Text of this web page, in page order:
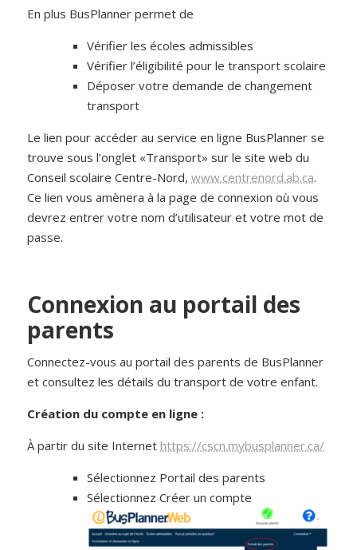
En plus BusPlanner permet de
Vérifier les écoles admissibles
Vérifier l’éligibilité pour le transport scolaire
Déposer votre demande de changement
transport
Le lien pour accéder au service en ligne BusPlanner se
trouve sous l’onglet «Transport» sur le site web du
Conseil scolaire Centre-Nord,www.centrenord.ab.ca.
Ce lien vous amènera à la page de connexion où vous
devrez entrer votre nom d’utilisateur et votre mot de
passe.
Connexion au portail des
parents
Connectez-vous au portail des parents de BusPlanner
et consultez les détails du transport de votre enfant.
Création du compte en ligne :
À partir du site Internet https://cscn.mybusplanner.ca/
Sélectionnez Portail des parents
Sélectionnez Créer un compte